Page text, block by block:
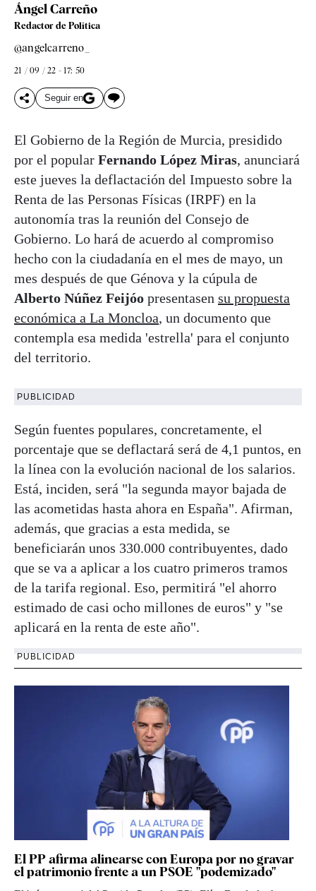
Ángel Carreño
Redactor de Política
@angelcarreno_
21 / 09 / 22 - 17: 50
Seguir en
El Gobierno de la Región de Murcia, presidido
por el popular Fernando López Miras, anunciará
este jueves la deflactación del Impuesto sobre la
Renta de las Personas Físicas (IRPF) en la
autonomía tras la reunión del Consejo de
Gobierno. Lo hará de acuerdo al compromiso
hecho con la ciudadanía en el mes de mayo, un
mes después de que Génova y la cúpula de
Alberto Núñez Feijóo presentasen su propuesta
económica a La Moncloa, un documento que
contempla esa medida 'estrella' para el conjunto
del territorio.
PUBLICIDAD
Según fuentes populares, concretamente, el
porcentaje que se deflactará será de 4,1 puntos, en
la línea con la evolución nacional de los salarios.
Está, inciden, será "la segunda mayor bajada de
las acometidas hasta ahora en España". Afirman,
además, que gracias a esta medida, se
beneficiarán unos 330.000 contribuyentes, dado
que se va a aplicar a los cuatro primeros tramos
de la tarifa regional. Eso, permitirá "el ahorro
estimado de casi ocho millones de euros" y "se
aplicará en la renta de este año".
PUBLICIDAD
El PP afirma alinearse con Europa por no gravar
el patrimonio frente a un PSOE "podemizado"